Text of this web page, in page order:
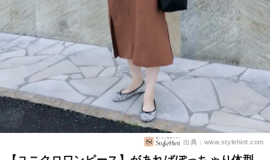
出典：www.stylehint.com